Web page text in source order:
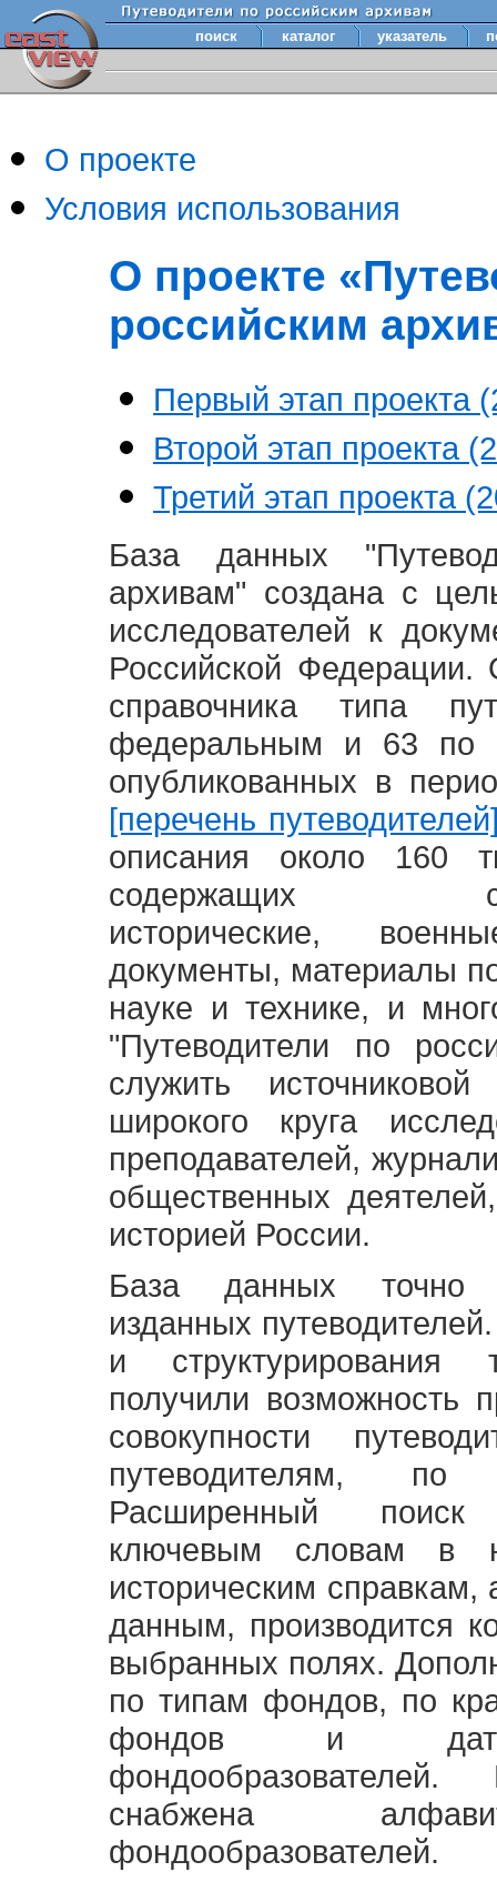
поиск каталог указатель
О проекте
Условия использования
О проекте
российским
Первый этап проекта
Второй этап проекта
Третий этап проекта
База данных
архивам" создана с
исследователей к
Российской
справочника типа
федеральным и 63 по
опубликованных в
[перечень
описания около 160
содержащих
исторические,
документы, материалы
науке и технике, и
"Путеводители по
служить
широкого круга
преподавателей,
общественных
историей России.
База данных точно
изданных
и структурирования
получили возможность
совокупности
путеводителям,
Расширенный
ключевым словам в
историческим
данным, производится
выбранных полях.
по типам фондов, по
фондов и
снабжена
фондообразователей.